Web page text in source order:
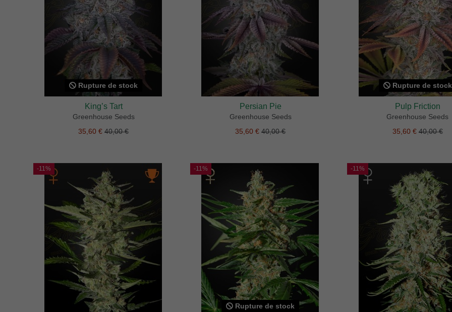
Rupture de stock
King’s Tart
Greenhouse Seeds
35,60 €40,00 €
Persian Pie
Greenhouse Seeds
35,60 €40,00 €
Rupture de stock
Pulp Friction
Greenhouse Seeds
35,60 €40,00 €
-11% -11%
Rupture de stock
-11%